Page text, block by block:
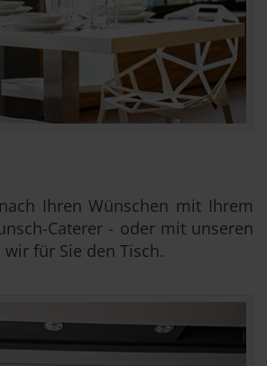
Ihren Wünschen mit Ihrem
Caterer - oder mit unseren
für Sie den Tisch.